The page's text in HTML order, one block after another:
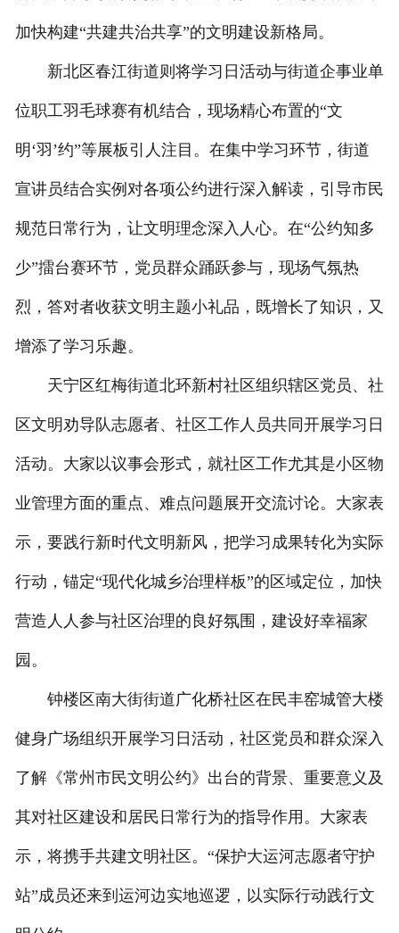
加快构建“共建共治共享”的文明建设新格局。
新北区春江街道则将学习日活动与街道企事业单
位职工羽毛球赛有机结合，现场精心布置的“文
明‘羽’约”等展板引人注目。在集中学习环节，街道
宣讲员结合实例对各项公约进行深入解读，引导市民
规范日常行为，让文明理念深入人心。在“公约知多
少”擂台赛环节，党员群众踊跃参与，现场气氛热
烈，答对者收获文明主题小礼品，既增长了知识，又
增添了学习乐趣。
天宁区红梅街道北环新村社区组织辖区党员、社
区文明劝导队志愿者、社区工作人员共同开展学习日
活动。大家以议事会形式，就社区工作尤其是小区物
业管理方面的重点、难点问题展开交流讨论。大家表
示，要践行新时代文明新风，把学习成果转化为实际
行动，锚定“现代化城乡治理样板”的区域定位，加快
营造人人参与社区治理的良好氛围，建设好幸福家
园。
钟楼区南大街街道广化桥社区在民丰窑城管大楼
健身广场组织开展学习日活动，社区党员和群众深入
了解《常州市民文明公约》出台的背景、重要意义及
其对社区建设和居民日常行为的指导作用。大家表
示，将携手共建文明社区。“保护大运河志愿者守护
站”成员还来到运河边实地巡逻，以实际行动践行文